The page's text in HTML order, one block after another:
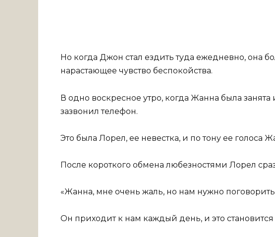
Но когда Джон стал ездить туда ежедневно, она
нарастающее чувство беспокойства.
В одно воскресное утро, когда Жанна была
зазвонил телефон.
Это была Лорел, ее невестка, и по тону ее голоса
После короткого обмена любезностями Лорел
«Жанна, мне очень жаль, но нам нужно
Он приходит к нам каждый день, и это